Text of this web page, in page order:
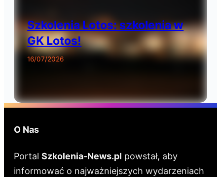
Szkolenia Lotos: szkolenia w
GK Lotos!
16/07/2026
O Nas
Portal Szkolenia-News.pl powstał, aby
informować o najważniejszych wydarzeniach